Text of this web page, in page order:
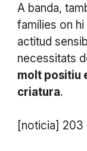
A banda,
famílies on hi
actitud
necessitats
molt positiu
criatura.
[noticia] 203